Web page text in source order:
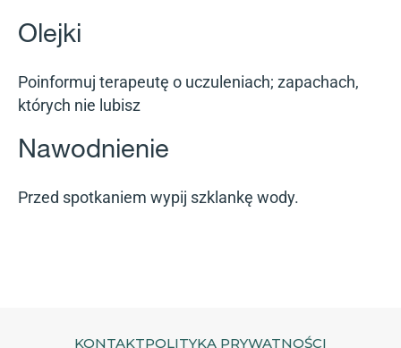
Olejki
Poinformuj terapeutę o uczuleniach; zapachach,
których nie lubisz
Nawodnienie
Przed spotkaniem wypij szklankę wody.
KONTAKTPOLITYKA PRYWATNOŚCI